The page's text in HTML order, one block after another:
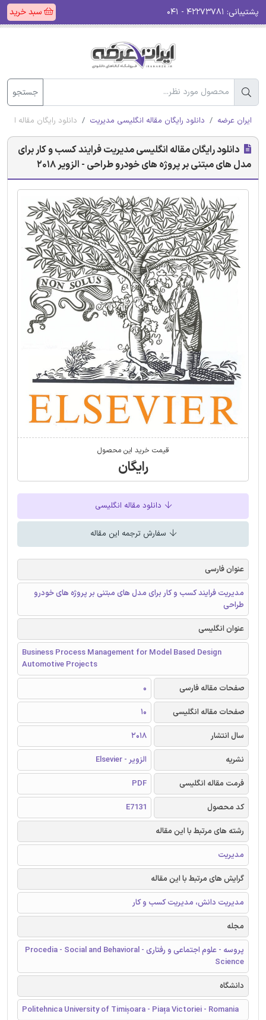
پشتیبانی: سبد خرید
جستجو
ایران عرضه دانلود رایگان مقاله انگلیسی مدیریت دانلود رایگان مقاله
دانلود رایگان مقاله انگلیسی مدیریت فرایند کسب و کار برای
مدل های مبتنی بر پروژه های خودرو طراحی - الزویر 2018
قیمت خرید این محصول
رایگان
دانلود مقاله انگلیسی
سفارش ترجمه این مقاله
عنوان فارسی
مدیریت فرایند کسب و کار برای مدل های مبتنی بر پروژه های خودرو
طراحی
عنوان انگلیسی
Business Process Management for Model Based Design
Automotive Projects
صفحات مقاله فارسی
0
صفحات مقاله انگلیسی
10
سال انتشار
2018
نشریه
الزویر - Elsevier
فرمت مقاله انگلیسی
PDF
کد محصول
E7131
رشته های مرتبط با این مقاله
مدیریت
گرایش های مرتبط با این مقاله
مدیریت دانش، مدیریت کسب و کار
مجله
پروسه - علوم اجتماعی و رفتاری - Procedia - Social and Behavioral
Science
دانشگاه
Politehnica University of Timișoara - Piața Victoriei - Romania